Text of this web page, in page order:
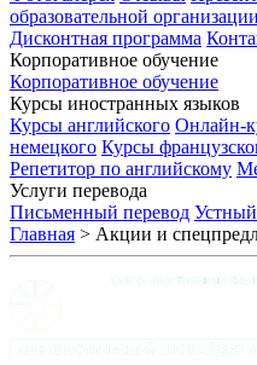
образовательной организации
Дисконтная программа
Корпоративное обучение
Корпоративное обучение
Курсы иностранных языков
Курсы английского Онлайн-
немецкого Курсы
Репетитор по английскому
Услуги перевода
Письменный перевод
Главная > Акции и